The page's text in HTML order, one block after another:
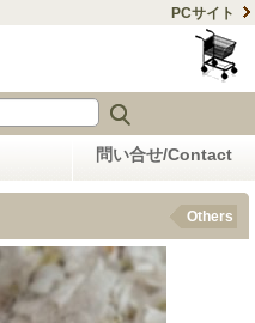
PCサイト
問い合せ/Contact
Others